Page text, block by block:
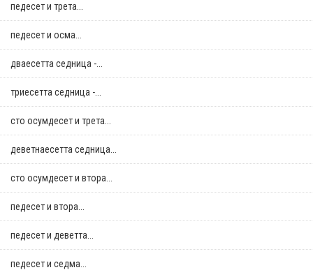
педесет и трета...
педесет и осма...
дваесетта седница -...
триесетта седница -...
сто осумдесет и трета...
деветнаесетта седница...
сто осумдесет и втора...
педесет и втора...
педесет и деветта...
педесет и седма...